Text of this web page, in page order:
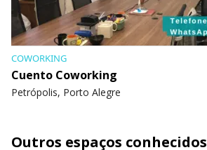
COWORKING
Cuento Coworking
Petrópolis, Porto Alegre
Outros espaços conhecidos